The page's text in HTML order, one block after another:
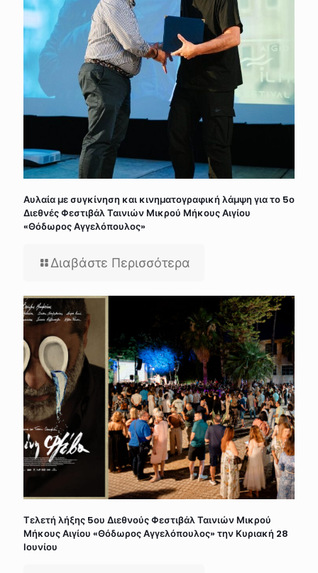
Αυλαία με συγκίνηση και κινηματογραφική λάμψη για το 5ο
Διεθνές Φεστιβάλ Ταινιών Μικρού Μήκους Αιγίου
«Θόδωρος Αγγελόπουλος»
Διαβάστε Περισσότερα
Τελετή λήξης 5ου Διεθνούς Φεστιβάλ Ταινιών Μικρού
Μήκους Αιγίου «Θόδωρος Αγγελόπουλος» την Κυριακή 28
Ιουνίου